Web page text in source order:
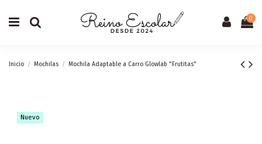
0
Inicio Mochilas Mochila Adaptable a Carro Glowlab "Frutitas"
Nuevo